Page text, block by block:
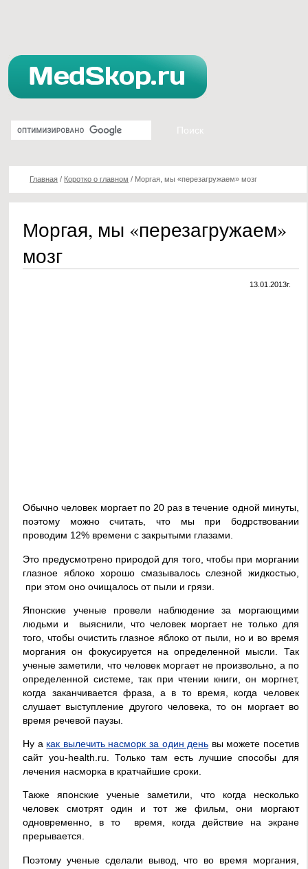
Главная / Коротко о главном / Моргая, мы «перезагружаем» мозг
Моргая, мы «перезагружаем»
мозг
13.01.2013г.
Обычно человек моргает по 20 раз в течение одной минуты,
поэтому можно считать, что мы при бодрствовании
проводим 12% времени с закрытыми глазами.
Это предусмотрено природой для того, чтобы при моргании
глазное яблоко хорошо смазывалось слезной жидкостью,
при этом оно очищалось от пыли и грязи.
Японские ученые провели наблюдение за моргающими
людьми и выяснили, что человек моргает не только для
того, чтобы очистить глазное яблоко от пыли, но и во время
моргания он фокусируется на определенной мысли. Так
ученые заметили, что человек моргает не произвольно, а по
определенной системе, так при чтении книги, он моргнет,
когда заканчивается фраза, а в то время, когда человек
слушает выступление другого человека, то он моргает во
время речевой паузы.
Ну а как вылечить насморк за один день вы можете посетив
сайт you-health.ru. Только там есть лучшие способы для
лечения насморка в кратчайшие сроки.
Также японские ученые заметили, что когда несколько
человек смотрят один и тот же фильм, они моргают
одновременно, в то время, когда действие на экране
прерывается.
Поэтому ученые сделали вывод, что во время моргания,